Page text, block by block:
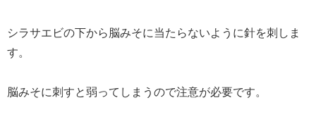
シラサエビの下から脳みそに当たらないように針を刺しま
す。
脳みそに刺すと弱ってしまうので注意が必要です。